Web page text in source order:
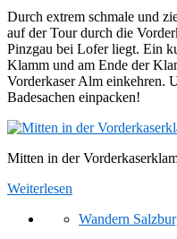
Durch extrem schmale und
auf der Tour durch die
Pinzgau bei Lofer liegt. Ein
Klamm und am Ende der
Vorderkaser Alm einkehren.
Badesachen einpacken!
Mitten in der
Weiterlesen
Wandern